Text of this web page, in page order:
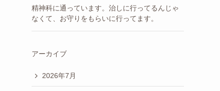
精神科に通っています。治しに行ってるんじゃ
なくて、お守りをもらいに行ってます。
アーカイブ
2026年7月